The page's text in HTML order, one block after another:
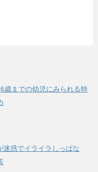
歳までの幼児にみられる特
迷惑でイライラしっぱな